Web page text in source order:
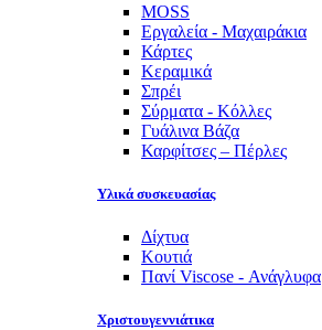
MOSS
Εργαλεία - Μαχαιράκια
Κάρτες
Κεραμικά
Σπρέι
Σύρματα - Κόλλες
Γυάλινα Βάζα
Καρφίτσες – Πέρλες
Υλικά συσκευασίας
Δίχτυα
Κουτιά
Πανί Viscose - Ανάγλυφα
Χριστουγεννιάτικα